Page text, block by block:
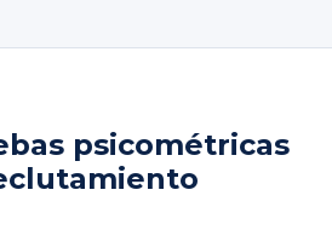
psicométricas